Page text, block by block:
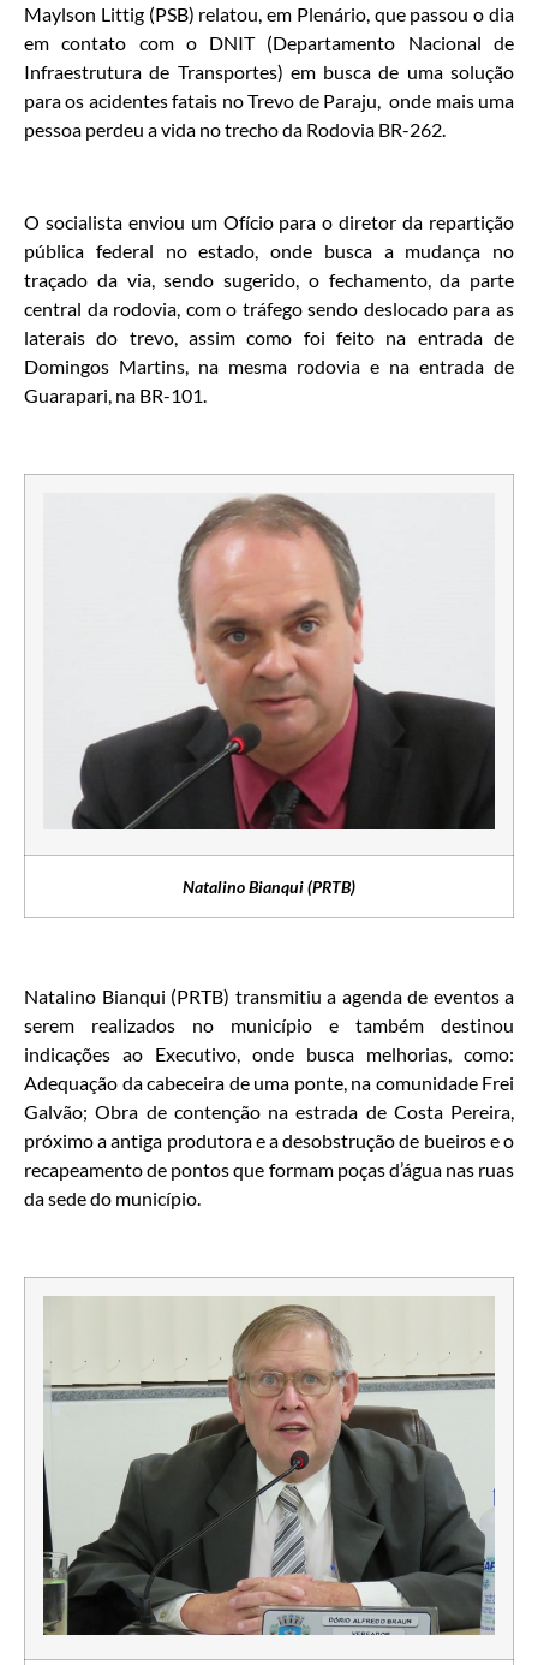
Maylson Littig (PSB) relatou, em Plenário, que passou o dia
em contato com o DNIT (Departamento Nacional de
Infraestrutura de Transportes) em busca de uma solução
para os acidentes fatais no Trevo de Paraju, onde mais uma
pessoa perdeu a vida no trecho da Rodovia BR-262.
O socialista enviou um Ofício para o diretor da repartição
pública federal no estado, onde busca a mudança no
traçado da via, sendo sugerido, o fechamento, da parte
central da rodovia, com o tráfego sendo deslocado para as
laterais do trevo, assim como foi feito na entrada de
Domingos Martins, na mesma rodovia e na entrada de
Guarapari, na BR-101.
Natalino Bianqui (PRTB)
Natalino Bianqui (PRTB) transmitiu a agenda de eventos a
serem realizados no município e também destinou
indicações ao Executivo, onde busca melhorias, como:
Adequação da cabeceira de uma ponte, na comunidade Frei
Galvão; Obra de contenção na estrada de Costa Pereira,
próximo a antiga produtora e a desobstrução de bueiros e o
recapeamento de pontos que formam poças d’água nas ruas
da sede do município.